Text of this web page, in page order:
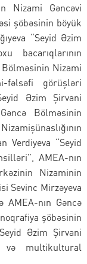
Nizami Gəncəvi
şöbəsinin böyük
“Seyid Əzim
bacarıqlarının
Bölməsinin Nizami
fəlsəfi görüşləri
Əzim Şirvani
Bölməsinin
“Seyid
AMEA-nın
Nizaminin
Sevinc Mirzəyeva
nın Gəncə
şöbəsinin
Əzim Şirvani
və multikultural